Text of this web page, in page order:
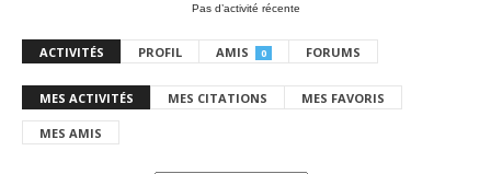
Pas d’activité récente
ACTIVITÉS PROFIL AMIS 0 FORUMS
MES ACTIVITÉS MES CITATIONS MES FAVORIS
MES AMIS